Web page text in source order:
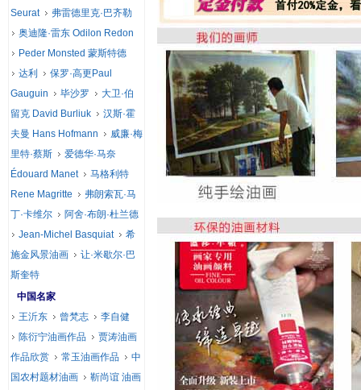
Seurat
弗雷德里克·巴齐勒
奥迪隆·雷东 Odilon Redon
Peder Monsted 蒙斯特德
达利
保罗·高更Paul
Gauguin
毕沙罗
大卫·伯
留克 David Burliuk
汉斯·霍
夫曼 Hans Hofmann
威廉·梅
里特·蔡斯
爱德华·马奈
Édouard Manet
马格利特
Rene Magritte
弗朗索瓦·马
丁·卡维尔
阿舍·布朗·杜兰德
Jean-Michel Basquiat
希
施金风景油画
让·米歇尔·巴
斯奎特
中国名家
王沂东
曾梵志
李自健
陈衍宁油画作品
贾涛油画
作品欣赏
常玉油画作品
中
国农村题材油画
靳尚谊 油画